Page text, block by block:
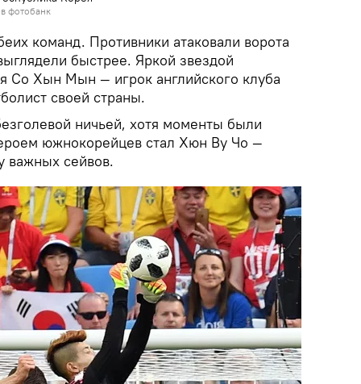
фотобанк
команд. Противники атаковали ворота
быстрее. Яркой звездой
Со Хын Мын — игрок английского клуба
своей страны.
ничьей, хотя моменты были
южнокорейцев стал Хюн Ву Чо —
важных сейвов.